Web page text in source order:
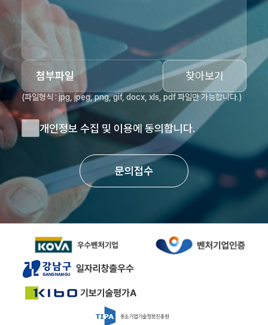
첨부파일 찾아보기
(파일형식 : jpg, jpeg, png, gif, docx, xls, pdf 파일만 가능합니다.)
개인정보 수집 및 이용에 동의합니다.
문의접수